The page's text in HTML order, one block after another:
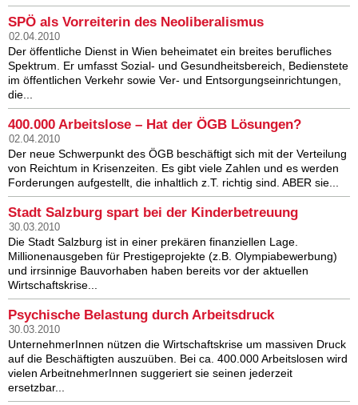
SPÖ als Vorreiterin des Neoliberalismus
02.04.2010
Der öffentliche Dienst in Wien beheimatet ein breites berufliches
Spektrum. Er umfasst Sozial- und Gesundheitsbereich, Bedienstete
im öffentlichen Verkehr sowie Ver- und Entsorgungseinrichtungen,
die...
400.000 Arbeitslose – Hat der ÖGB Lösungen?
02.04.2010
Der neue Schwerpunkt des ÖGB beschäftigt sich mit der Verteilung
von Reichtum in Krisenzeiten. Es gibt viele Zahlen und es werden
Forderungen aufgestellt, die inhaltlich z.T. richtig sind. ABER sie...
Stadt Salzburg spart bei der Kinderbetreuung
30.03.2010
Die Stadt Salzburg ist in einer prekären finanziellen Lage.
Millionenausgeben für Prestigeprojekte (z.B. Olympiabewerbung)
und irrsinnige Bauvorhaben haben bereits vor der aktuellen
Wirtschaftskrise...
Psychische Belastung durch Arbeitsdruck
30.03.2010
UnternehmerInnen nützen die Wirtschaftskrise um massiven Druck
auf die Beschäftigten auszuüben. Bei ca. 400.000 Arbeitslosen wird
vielen ArbeitnehmerInnen suggeriert sie seinen jederzeit
ersetzbar...